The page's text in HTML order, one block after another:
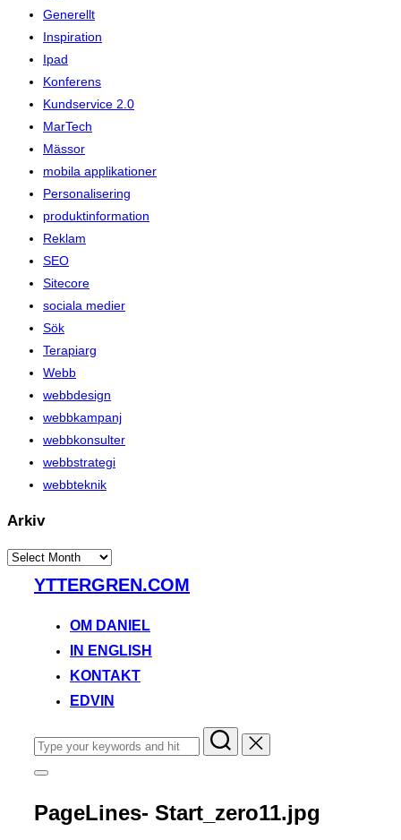
Generellt
Inspiration
Ipad
Konferens
Kundservice 2.0
MarTech
Mässor
mobila applikationer
Personalisering
produktinformation
Reklam
SEO
Sitecore
sociala medier
Sök
Terapiarg
Webb
webbdesign
webbkampanj
webbkonsulter
webbstrategi
webbteknik
Arkiv
Arkiv
YTTERGREN.COM
OM DANIEL
IN ENGLISH
KONTAKT
EDVIN
Search
for:
Toggle
&
navigation
PageLines- Start_zero11.jpg